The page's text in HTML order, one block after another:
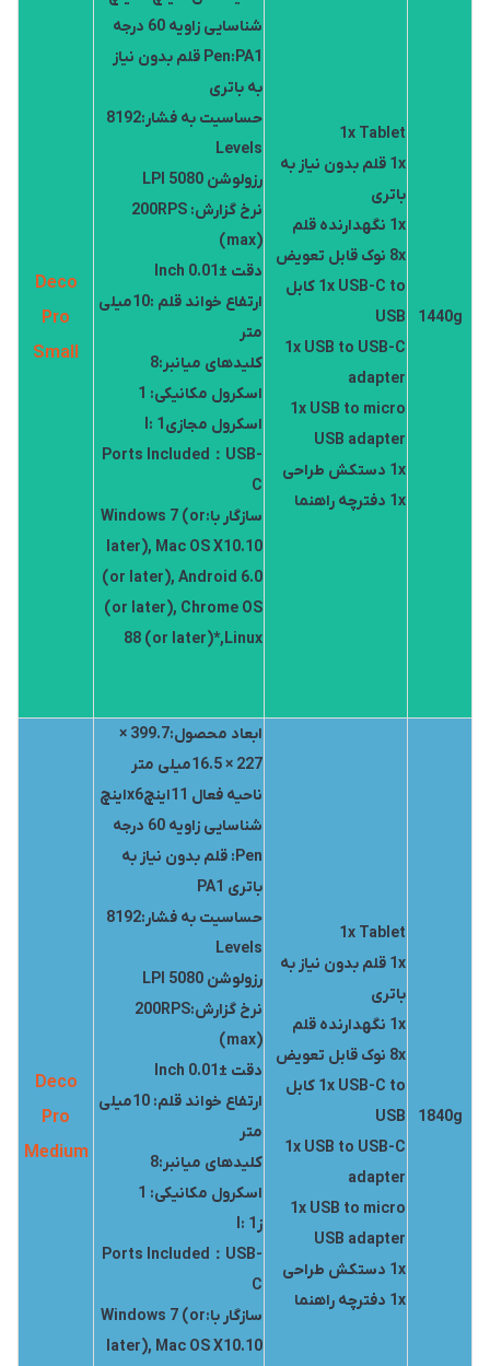
1440g
1x Tablet
1x قلم بدون نیاز به
باتری
1x نگهدارنده قلم
8x نوک قابل تعویض
1x USB-C to کابل
USB
1x USB to USB-C
adapter
1x USB to micro
USB adapter
1x دستکش طراحی
1x دفترچه راهنما
شناسایی زاویه 60 درجه
Pen:PA1 قلم بدون نیاز
به باتری
حساسیت به فشار:8192
Levels
رزولوشن 5080 LPI
نرخ گزارش: 200RPS
(max)
دقت ±0.01 Inch
ارتفاع خواند قلم :10میلی
متر
کلیدهای میانبر:8
اسکرول مکانیکی: 1
اسکرول مجازیl: 1
Ports Included：USB-
C
سازگار با:Windows 7 (or
later), Mac OS X10.10
(or later), Android 6.0
(or later), Chrome OS
88 (or later)*,Linux
Deco
Pro
Small
1840g
1x Tablet
1x قلم بدون نیاز به
باتری
1x نگهدارنده قلم
8x نوک قابل تعویض
1x USB-C to کابل
USB
1x USB to USB-C
adapter
1x USB to micro
USB adapter
1x دستکش طراحی
1x دفترچه راهنما
ابعاد محصول:399.7 ×
227 × 16.5میلی متر
ناحیه فعال 11اینچx6اینچ
شناسایی زاویه 60 درجه
Pen: قلم بدون نیاز به
باتری PA1
حساسیت به فشار:8192
Levels
رزولوشن 5080 LPI
نرخ گزارش:200RPS
(max)
دقت ±0.01 Inch
ارتفاع خواند قلم: 10میلی
متر
کلیدهای میانبر:8
اسکرول مکانیکی: 1
زl: 1
Ports Included：USB-
C
سازگار با:Windows 7 (or
later), Mac OS X10.10
Deco
Pro
Medium